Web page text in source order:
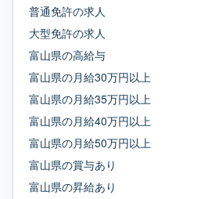
普通免許の求人
大型免許の求人
富山県の高給与
富山県の月給30万円以上
富山県の月給35万円以上
富山県の月給40万円以上
富山県の月給50万円以上
富山県の賞与あり
富山県の昇給あり